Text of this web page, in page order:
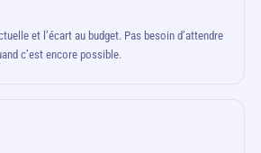
et l’écart au budget. Pas besoin d’attendre
c’est encore possible.